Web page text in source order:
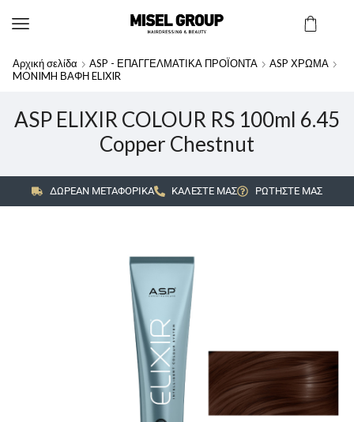
Αρχική σελίδα ASP - ΕΠΑΓΓΕΛΜΑΤΙΚΑ ΠΡΟΪΟΝΤΑ
ASP ΧΡΩΜΑ
MONIMH ΒΑΦΗ ELIXIR
ASP ELIXIR COLOUR RS 100ml 6.45
Copper Chestnut
ΔΩΡΕΑΝ ΜΕΤΑΦΟΡΙΚΑ ΚΑΛΕΣΤΕ ΜΑΣ ΡΩΤΗΣΤΕ ΜΑΣ